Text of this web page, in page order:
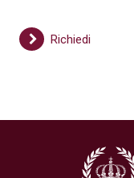
Richiedi